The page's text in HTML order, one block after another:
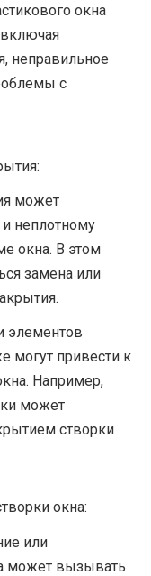
окна
неправильное
с
может
неплотному
окна. В этом
замена или
элементов
могут привести к
Например,
может
створки
окна:
или
может вызывать